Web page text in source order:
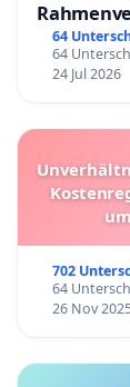
64
64
24 Jul 2026
702
64
26 Nov